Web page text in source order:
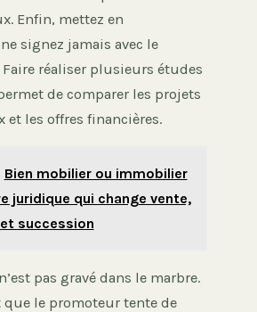
Enfin, mettez en
signez jamais avec le
réaliser plusieurs études
de comparer les projets
et les offres financières.
Bien mobilier ou immobilier
juridique qui change vente,
succession
pas gravé dans le marbre.
le promoteur tente de